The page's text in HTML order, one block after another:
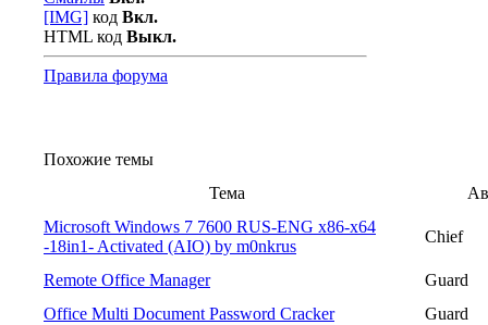
[IMG] код Вкл.
HTML код Выкл.
Правила форума
Похожие темы
Тема
Microsoft Windows 7 7600 RUS-ENG x86-x64
-18in1- Activated (AIO) by m0nkrus
Chief
Remote Office Manager
Guard
Office Multi Document Password Cracker
Guard